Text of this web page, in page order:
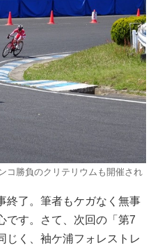
コ勝負のクリテリウムも開催され
了。筆者もケガなく無事
です。さて、次回の「第7
じく、袖ケ浦フォレストレ